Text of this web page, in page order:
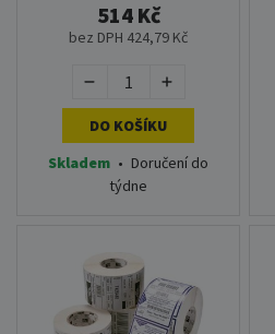
514 Kč
bez DPH 424,79 Kč
DO KOŠÍKU
Skladem • Doručení do
týdne